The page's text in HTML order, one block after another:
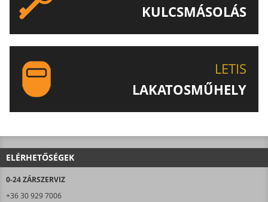
KULCSMÁSOLÁS
LETIS
LAKATOSMŰHELY
ELÉRHETŐSÉGEK
0-24 ZÁRSZERVIZ
+36 30 929 7006